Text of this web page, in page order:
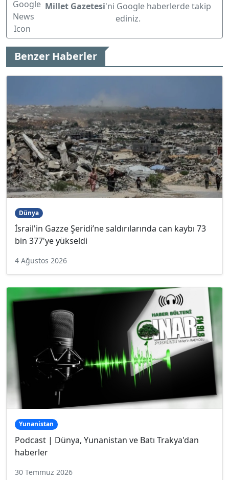
Millet Gazetesi'ni Google haberlerde takip
ediniz.
Benzer Haberler
Dünya
İsrail'in Gazze Şeridi’ne saldırılarında can kaybı 73
bin 377'ye yükseldi
4 Ağustos 2026
Yunanistan
Podcast | Dünya, Yunanistan ve Batı Trakya'dan
haberler
30 Temmuz 2026